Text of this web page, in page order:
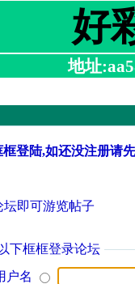
好
地址
登陆,如还没注册请
即可游览帖子
下框框登录论坛
户名